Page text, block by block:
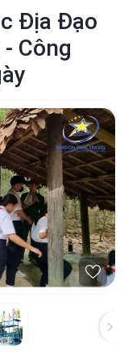
Địa Đạo
Công